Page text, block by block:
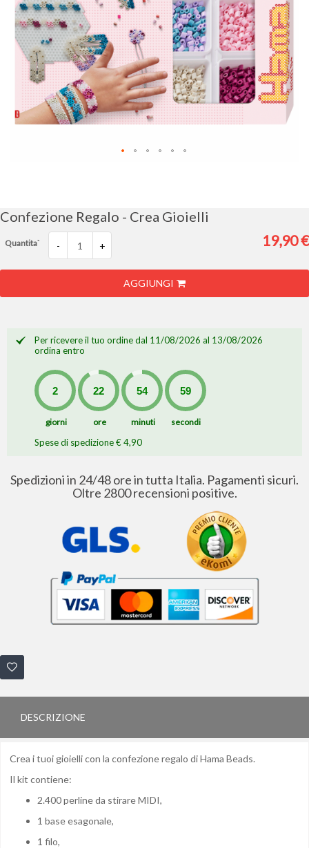
galleria
di
immagini
Confezione Regalo - Crea Gioielli
Quantita` - +
AGGIUNGI
19,90 €
Per ricevere il tuo ordine dal 11/08/2026 al 13/08/2026
ordina entro
giorni ore minuti secondi
Spese di spedizione € 4,90
Spedizioni in 24/48 ore in tutta Italia. Pagamenti sicuri.
Oltre 2800 recensioni positive.
DESCRIZIONE
Crea i tuoi gioielli con la confezione regalo di Hama Beads.
Il kit contiene:
2.400 perline da stirare MIDI,
1 base esagonale,
1 filo,